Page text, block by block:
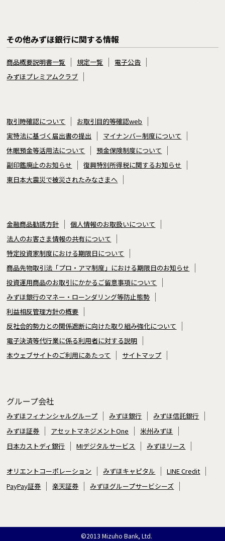
その他みずほ銀行に関する情報
商品概要説明書一覧 規定一覧
電子公告
みずほプレミアムクラブ
取引時確認について
お取引目的等確認web
実特法に基づく届出書の提出
マイナンバー制度について
休眠預金等活用法について
預金保険制度について
副印鑑廃止のお知らせ
復興特別所得税に関するお知らせ
東日本大震災で被災されたみなさまへ
金融商品勧誘方針
個人情報のお取扱いについて
法人のお客さま情報の共有について
特定投資家制度における期限日について
商品先物取引法「プロ・アマ制度」における期限日のお知らせ
投資運用商品のお取引にかかるご留意事項について
みずほ銀行のマネー・ローンダリング等防止態勢
利益相反管理方針の概要
反社会的勢力との関係遮断に向けた取り組み強化について
電子決済等代行業に係る利用者に対する説明
本ウェブサイトのご利用にあたって
サイトマップ
グループ会社
みずほフィナンシャルグループ みずほ銀行
みずほ信託銀行
みずほ証券
アセットマネジメントOne
米州みずほ
日本カストディ銀行
MIデジタルサービス みずほリース
オリエントコーポレーション みずほキャピタル
LINE Credit
PayPay証券
楽天証券 みずほグループサービシーズ
©2013 Mizuho Bank, Ltd.